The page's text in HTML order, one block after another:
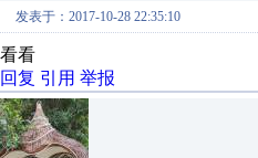
发表于：2017-10-28 22:35:10
看看
回复 引用 举报